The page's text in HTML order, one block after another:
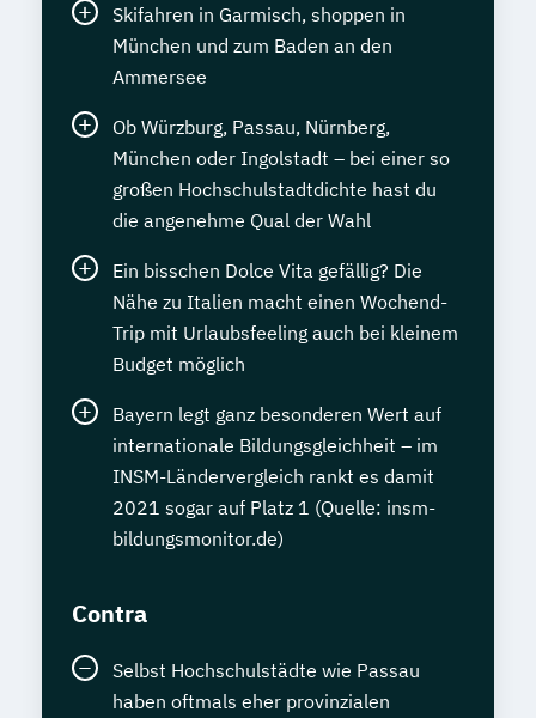
Skifahren in Garmisch, shoppen in
München und zum Baden an den
Ammersee
Ob Würzburg, Passau, Nürnberg,
München oder Ingolstadt – bei einer so
großen Hochschulstadtdichte hast du
die angenehme Qual der Wahl
Ein bisschen Dolce Vita gefällig? Die
Nähe zu Italien macht einen Wochend-
Trip mit Urlaubsfeeling auch bei kleinem
Budget möglich
Bayern legt ganz besonderen Wert auf
internationale Bildungsgleichheit – im
INSM-Ländervergleich rankt es damit
2021 sogar auf Platz 1 (Quelle: insm-
bildungsmonitor.de)
Contra
Selbst Hochschulstädte wie Passau
haben oftmals eher provinzialen